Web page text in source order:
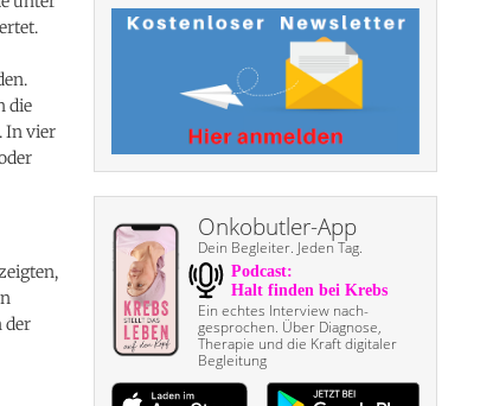
die
In vier
der
Onkobutler-App
Dein Begleiter. Jeden Tag.
Ein echtes Interview nach­
gesprochen. Über Diagnose,
Therapie und die Kraft digitaler
Begleitung